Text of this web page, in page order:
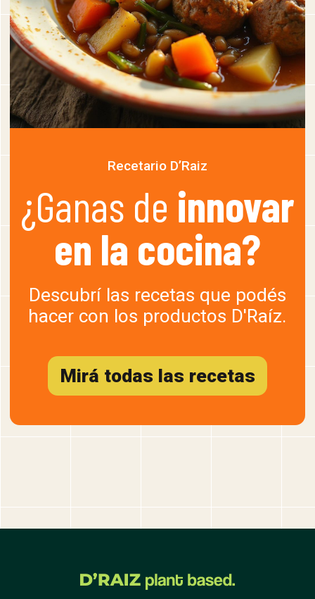
Recetario D’Raiz
¿Ganas de innovar
en la cocina?
Descubrí las recetas que podés
hacer con los productos D'Raíz.
Mirá todas las recetas